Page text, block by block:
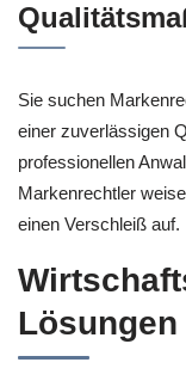
Sie suchen
einer zuverlässigen
professionellen
Markenrechtler
einen Verschleiß auf.